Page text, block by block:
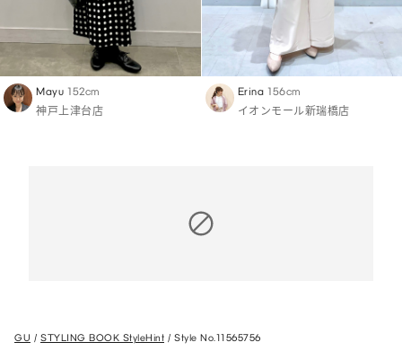
Mayu 152cm
神戸上津台店
Erina 156cm
イオンモール新瑞橋店
GU STYLING BOOK StyleHint Style No.11565756